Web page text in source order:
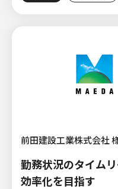
前田建設工業株式会社
勤務状況のタイム
効率化を目指す